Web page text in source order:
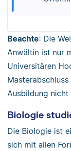
Beachte: Die
Anwältin ist nur
Universitären
Ausbildung nicht
Biologie
Die Biologie ist
sich mit allen